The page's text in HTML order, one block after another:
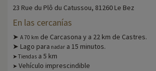
23 Rue du Plô du Catussou, 81260 Le Bez
En las cercanías
➤ A 70 km de Carcasona y a 22 km de Castres.
➤ Lago para nadar a 15 minutos.
➤ Tiendas a 5 km
➤ Vehículo imprescindible